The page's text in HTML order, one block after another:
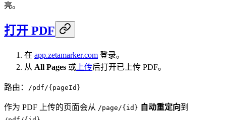
亮。
打开 PDF
在 app.zetamarker.com 登录。
从 All Pages 或 上传后打开已上传 PDF。
路由： /pdf/{pageId}
作为 PDF 上传的页面会从 /page/{id} 自动重定向到